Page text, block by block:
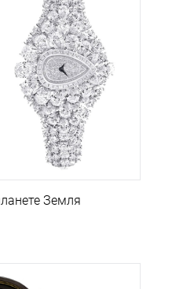
Земля